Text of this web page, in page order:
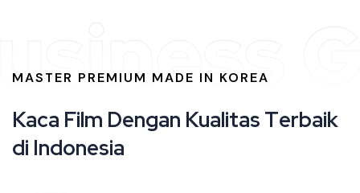
MASTER PREMIUM MADE IN KOREA
Kaca Film Dengan Kualitas Terbaik
di Indonesia